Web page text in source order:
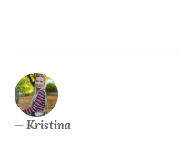
Kristina